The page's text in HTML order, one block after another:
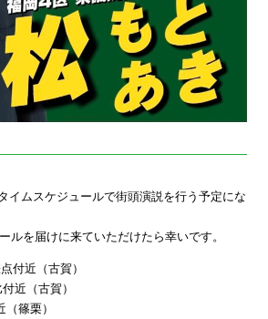
イムスケジュールで街頭演説を行う予定にな
ルを届けに来ていただけたら幸いです。
付近（古賀）
近（古賀）
（篠栗）